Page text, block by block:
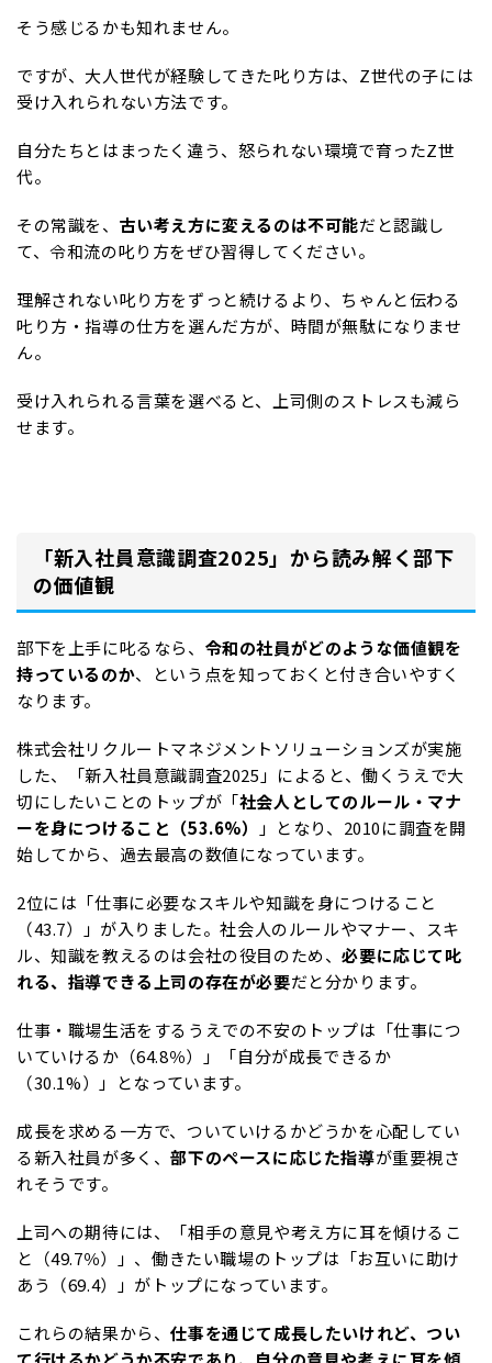
そう感じるかも知れません。
ですが、大人世代が経験してきた叱り方は、Z世代の子には
受け入れられない方法です。
自分たちとはまったく違う、怒られない環境で育ったZ世
代。
その常識を、 古い考え方に変えるのは不可能だと認識し
て、令和流の叱り方をぜひ習得してください。
理解されない叱り方をずっと続けるより、ちゃんと伝わる
𠮟り方・指導の仕方を選んだ方が、時間が無駄になりませ
ん。
受け入れられる言葉を選べると、上司側のストレスも減ら
せます。
「新入社員意識調査2025」から読み解く部下
の価値観
部下を上手に叱るなら、 令和の社員がどのような価値観を
持っているのか、という点を知っておくと付き合いやすく
なります。
株式会社リクルートマネジメントソリューションズが実施
した、「新入社員意識調査2025」によると、働くうえで大
切にしたいことのトップが「社会人としてのルール・マナ
ーを身につけること（53.6%）
」となり、2010に調査を開
始してから、過去最高の数値になっています。
2位には「仕事に必要なスキルや知識を身につけること
（43.7）」が入りました。社会人のルールやマナー、スキ
ル、知識を教えるのは会社の役目のため、必要に応じて叱
れる、指導できる上司の存在が必要だと分かります。
仕事・職場生活をするうえでの不安のトップは「仕事につ
いていけるか（64.8％）」「自分が成長できるか
（30.1%）」となっています。
成長を求める一方で、ついていけるかどうかを心配してい
る新入社員が多く、部下のペースに応じた指導が重要視さ
れそうです。
上司への期待には、「相手の意見や考え方に耳を傾けるこ
と（49.7％）」、働きたい職場のトップは「お互いに助け
あう（69.4）」がトップになっています。
これらの結果から、仕事を通じて成長したいけれど、つい